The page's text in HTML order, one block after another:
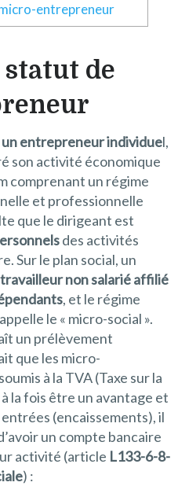
entrepreneur
de
entrepreneur individuel,
son activité économique
comprenant un régime
et professionnelle
que le dirigeant est
des activités
Sur le plan social, un
travailleur non salarié affilié
, et le régime
le « micro-social ».
un prélèvement
que les micro-
à la TVA (Taxe sur la
la fois être un avantage et
(encaissements), il
un compte bancaire
activité (article L133-6-8-
) :